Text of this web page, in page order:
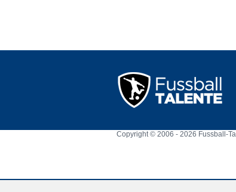
Copyright © 2006 - 2026 Fussball-